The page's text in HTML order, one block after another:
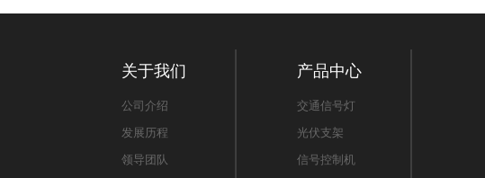
关于我们
公司介绍
发展历程
领导团队
产品中心
交通信号灯
光伏支架
信号控制机